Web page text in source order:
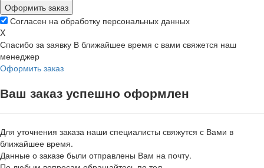
Оформить заказ
Согласен на обработку персональных данных
X
Спасибо за заявку В ближайшее время с вами свяжется наш
менеджер
Оформить заказ
Ваш заказ успешно оформлен
Для уточнения заказа наши специалисты свяжутся с Вами в
ближайшее время.
Данные о заказе были отправлены Вам на почту.